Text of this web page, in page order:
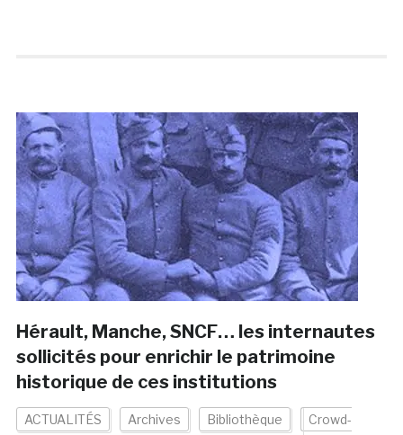
Hérault, Manche, SNCF… les internautes
sollicités pour enrichir le patrimoine
historique de ces institutions
ACTUALITÉS Archives Bibliothèque Crowd-